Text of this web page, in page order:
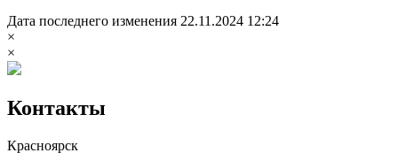
Дата последнего изменения 22.11.2024 12:24
×
×
Контакты
Красноярск